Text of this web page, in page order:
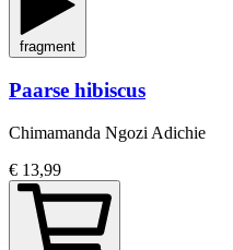
fragment
Paarse hibiscus
Chimamanda Ngozi Adichie
€ 13,99